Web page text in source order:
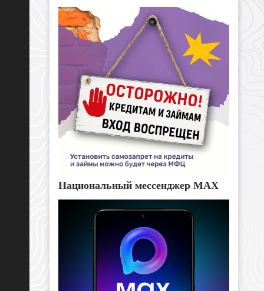
Национальный мессенджер MAX